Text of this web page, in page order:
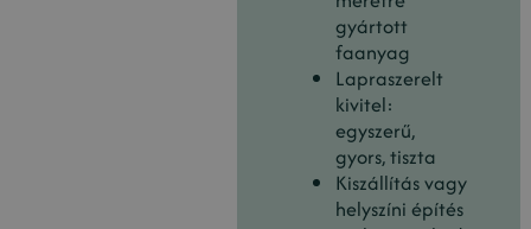
gyártott
faanyag
Lapraszerelt
kivitel:
egyszerű,
gyors, tiszta
Kiszállítás vagy
helyszíni építés